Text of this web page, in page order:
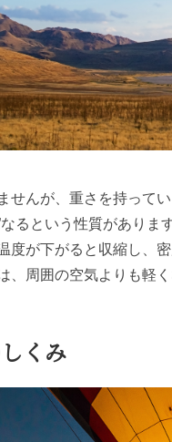
せんが、重さを持って
なるという性質がありま
度が下がると収縮し、
、周囲の空気よりも軽
くみ